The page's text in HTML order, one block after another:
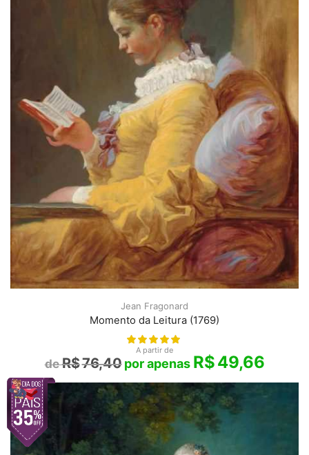
Jean Fragonard
Momento da Leitura (1769)
A partir de
R$76,40 R$49,66